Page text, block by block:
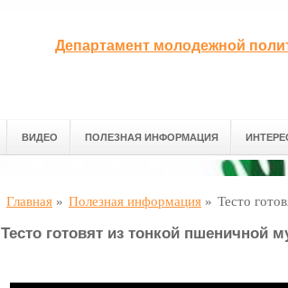
Департамент молодежной
ВИДЕО ПОЛЕЗНАЯ ИНФОРМАЦИЯ
Главная » Полезная информация » Тесто
Тесто готовят из тонкой пшеничной